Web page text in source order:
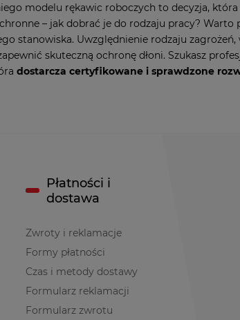
modelu rękawic roboczych to decyzja,
– jak dobrać je do rodzaju pracy?
stanowiska. Uwzględnienie rodzaju
skuteczną ochronę dłoni. Szukasz
dostarcza certyfikowane i sprawdzone
Płatności i
dostawa
Zwroty i reklamacje
Formy płatności
Czas i metody dostawy
Formularz reklamacji
Formularz zwrotu